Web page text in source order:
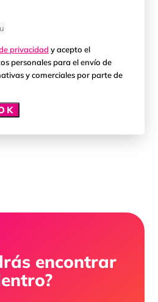
privacidad y acepto el
personales para el envío de
y comerciales por parte de
encontrar